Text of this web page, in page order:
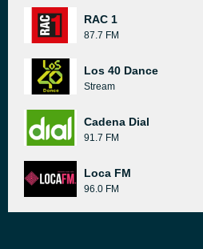
RAC 1
87.7 FM
Los 40 Dance
Stream
Cadena Dial
91.7 FM
Loca FM
96.0 FM